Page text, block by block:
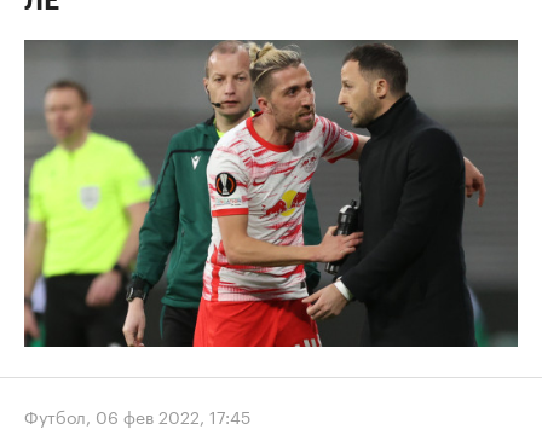
Футбол, 06 фев 2022, 17:45